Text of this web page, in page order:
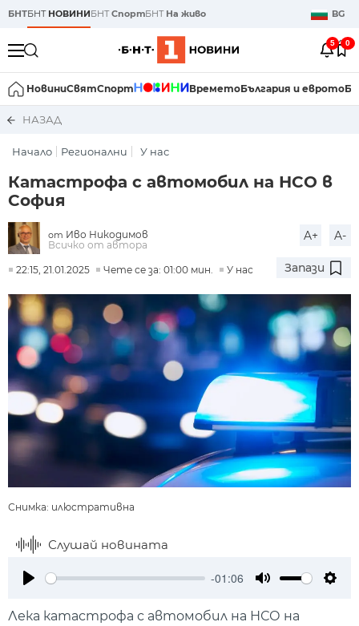
БНТБНТ НОВИНИБНТСпортБНТ На живо BG
5 0
НовиниСвятСпорт ВреметоБългария и еврото
НАЗАД
Начало Регионални У нас
Катастрофа с автомобил на НСО в
София
от Иво Никодимов
Всичко от автора
A+ A-
22:15, 21.01.2025 Чете се за: 01:00 мин. У нас Запази
Снимка: илюстративна
Слушай новината
-01:06
Лека катастрофа с автомобил на НСО на